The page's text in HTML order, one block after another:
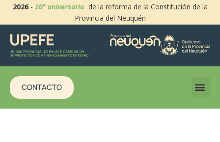
2026-20° aniversario de la reforma de la Constitución de la
Provincia del Neuquén
CONTACTO